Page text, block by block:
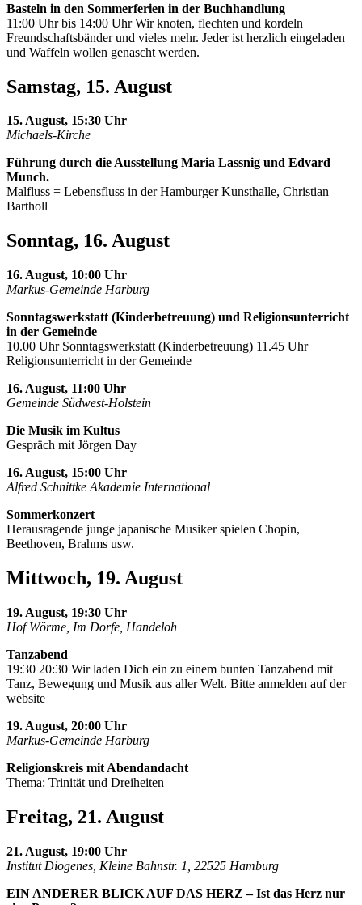
Basteln in den Sommerferien in der Buchhandlung
11:00 Uhr bis 14:00 Uhr Wir knoten, flechten und kordeln
Freundschaftsbänder und vieles mehr. Jeder ist herzlich eingeladen
und Waffeln wollen genascht werden.
Samstag, 15. August
15. August, 15:30 Uhr
Michaels-Kirche
Führung durch die Ausstellung Maria Lassnig und Edvard
Munch.
Malfluss = Lebensfluss in der Hamburger Kunsthalle, Christian
Bartholl
Sonntag, 16. August
16. August, 10:00 Uhr
Markus-Gemeinde Harburg
Sonntagswerkstatt (Kinderbetreuung) und Religionsunterricht
in der Gemeinde
10.00 Uhr Sonntagswerkstatt (Kinderbetreuung) 11.45 Uhr
Religionsunterricht in der Gemeinde
16. August, 11:00 Uhr
Gemeinde Südwest-Holstein
Die Musik im Kultus
Gespräch mit Jörgen Day
16. August, 15:00 Uhr
Alfred Schnittke Akademie International
Sommerkonzert
Herausragende junge japanische Musiker spielen Chopin,
Beethoven, Brahms usw.
Mittwoch, 19. August
19. August, 19:30 Uhr
Hof Wörme, Im Dorfe, Handeloh
Tanzabend
19:30 20:30 Wir laden Dich ein zu einem bunten Tanzabend mit
Tanz, Bewegung und Musik aus aller Welt. Bitte anmelden auf der
website
19. August, 20:00 Uhr
Markus-Gemeinde Harburg
Religionskreis mit Abendandacht
Thema: Trinität und Dreiheiten
Freitag, 21. August
21. August, 19:00 Uhr
Institut Diogenes, Kleine Bahnstr. 1, 22525 Hamburg
EIN ANDERER BLICK AUF DAS HERZ – Ist das Herz nur